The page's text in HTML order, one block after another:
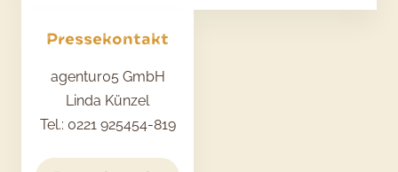
Pressekontakt
agentur05 GmbH
Linda Künzel
Tel.: 0221 925454-819